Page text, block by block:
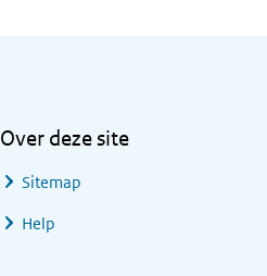
Over deze site
Sitemap
Help